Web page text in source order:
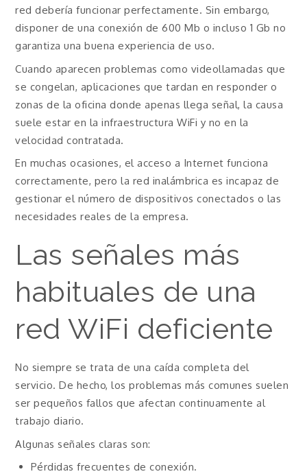
red debería funcionar perfectamente. Sin embargo,
disponer de una conexión de 600 Mb o incluso 1 Gb no
garantiza una buena experiencia de uso.
Cuando aparecen problemas como videollamadas que
se congelan, aplicaciones que tardan en responder o
zonas de la oficina donde apenas llega señal, la causa
suele estar en la infraestructura WiFi y no en la
velocidad contratada.
En muchas ocasiones, el acceso a Internet funciona
correctamente, pero la red inalámbrica es incapaz de
gestionar el número de dispositivos conectados o las
necesidades reales de la empresa.
Las señales más
habituales de una
red WiFi deficiente
No siempre se trata de una caída completa del
servicio. De hecho, los problemas más comunes suelen
ser pequeños fallos que afectan continuamente al
trabajo diario.
Algunas señales claras son:
Pérdidas frecuentes de conexión.